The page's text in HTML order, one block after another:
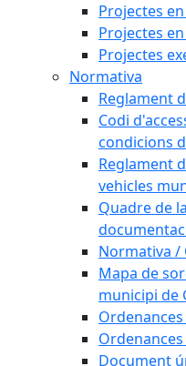
Projectes
Projectes
Projectes
Normativa
Reglament
Codi
condicions
Reglament
vehicles
Quadre de
Normativa /
Mapa de
municipi de
Document